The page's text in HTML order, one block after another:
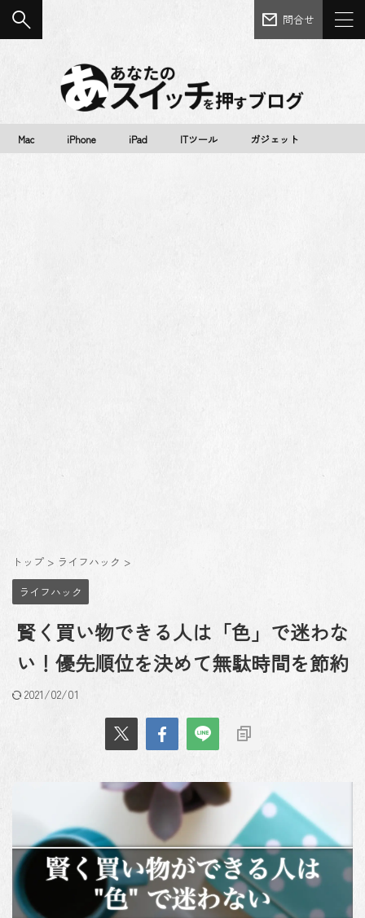
問合せ
Mac iPhone iPad ITツール ガジェット
トップ > ライフハック >
ライフハック
賢く買い物できる人は「色」で迷わな
い！優先順位を決めて無駄時間を節約
2021/02/01